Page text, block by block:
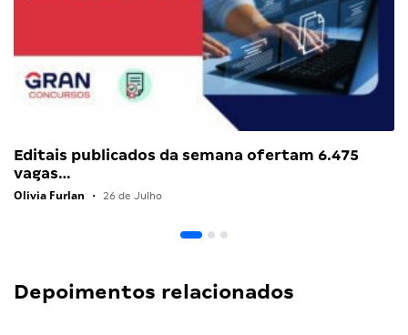
Editais publicados da semana ofertam 6.475
vagas…
Olivia Furlan • 26 de Julho
Depoimentos relacionados